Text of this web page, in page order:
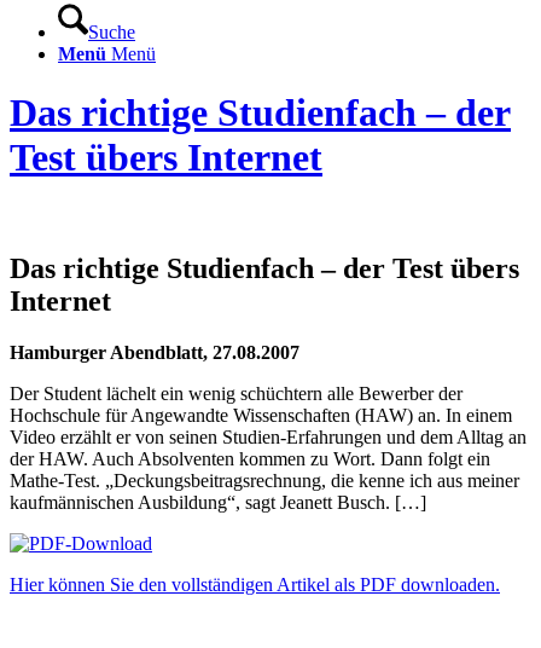
Suche
Menü Menü
Das richtige Studienfach – der
Test übers Internet
Das richtige Studienfach – der Test übers
Internet
Hamburger Abendblatt, 27.08.2007
Der Student lächelt ein wenig schüchtern alle Bewerber der
Hochschule für Angewandte Wissenschaften (HAW) an. In einem
Video erzählt er von seinen Studien-Erfahrungen und dem Alltag an
der HAW. Auch Absolventen kommen zu Wort. Dann folgt ein
Mathe-Test. „Deckungsbeitragsrechnung, die kenne ich aus meiner
kaufmännischen Ausbildung“, sagt Jeanett Busch. […]
Hier können Sie den vollständigen Artikel als PDF downloaden.